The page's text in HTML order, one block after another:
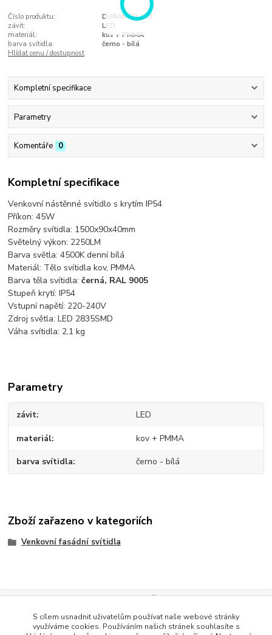
Číslo produktu:
DURANGO 150
závit:
LED
materiál:
kov + PMMA
barva svítidla:
černo - bílá
Hlídat cenu / dostupnost
Kompletní specifikace
Parametry
Komentáře 0
Kompletní specifikace
Venkovní nástěnné svítidlo s krytím IP54
Příkon: 45W
Rozměry svítidla: 1500x90x40mm
Světelný výkon: 2250LM
Barva světla: 4500K denní bílá
Materiál: Tělo svítidla kov, PMMA
Barva těla svítidla:černá, RAL 9005
Stupeň krytí: IP54
Vstupní napětí: 220-240V
Zdroj světla: LED 2835SMD
Váha svítidla: 2,1 kg
Parametry
závit LED
materiál kov + PMMA
barva svítidla černo - bílá
Zboží zařazeno v kategoriích
Venkovní fasádní svítidla
Evidence Tržeb
Podle zákona o evidenci tržeb je prodávající povinen vystavit
kupujícímu účtenku. Zároveň je povinen zaevidovat přijatou tržbu u
S cílem usnadnit uživatelům používat naše webové stránky
využíváme cookies. Používáním našich stránek souhlasíte s